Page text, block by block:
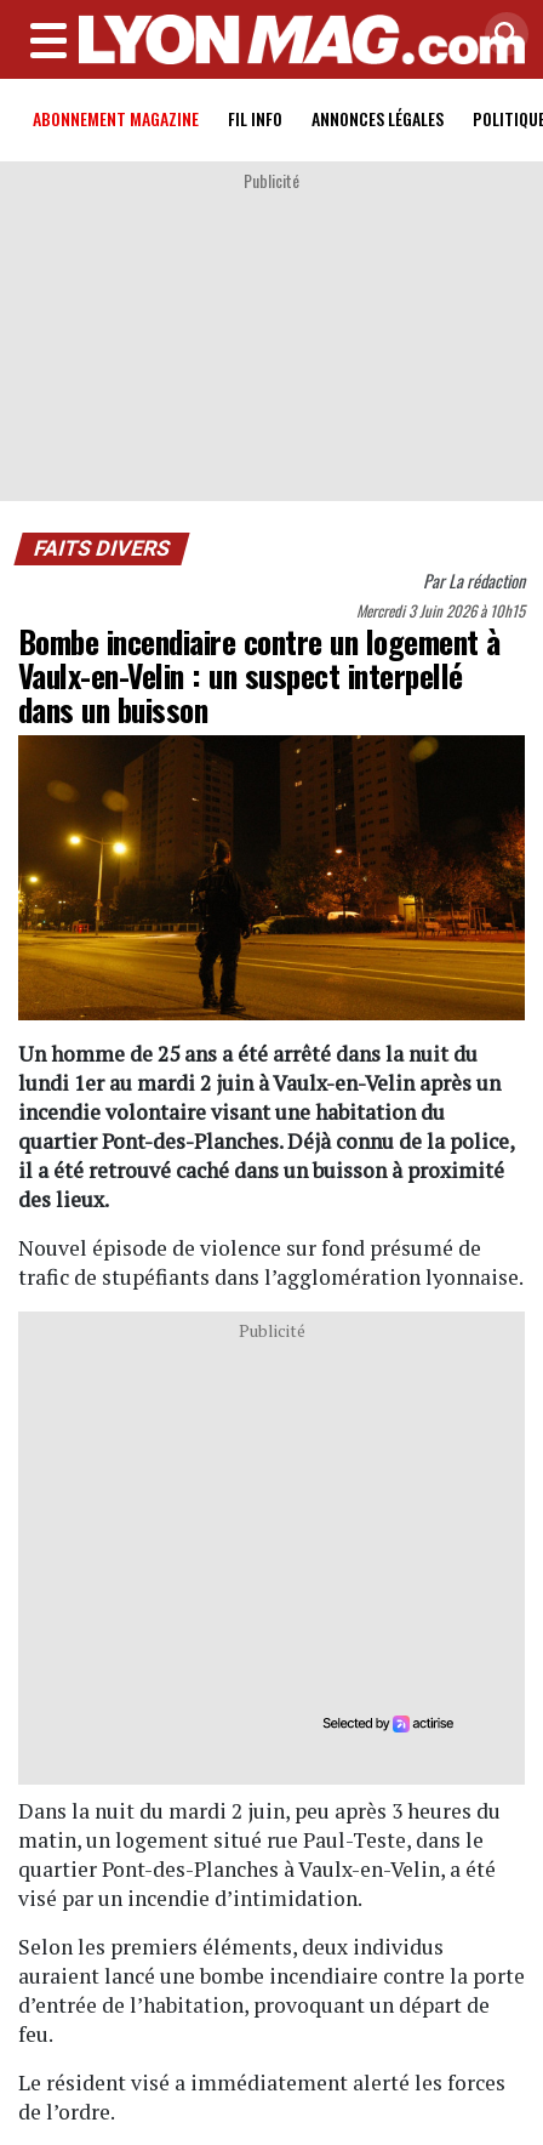
MENU
ABONNEMENT MAGAZINE FIL INFO ANNONCES LÉGALES
Publicité
FAITS DIVERS
ParLa rédaction
Mercredi 3 Juin 2026 à 10h15
Bombe incendiaire contre un logement à
Vaulx-en-Velin : un suspect interpellé
dans un buisson
Un homme de 25 ans a été arrêté dans la nuit du
lundi 1er au mardi 2 juin à Vaulx-en-Velin après un
incendie volontaire visant une habitation du
quartier Pont-des-Planches. Déjà connu de la police,
il a été retrouvé caché dans un buisson à proximité
des lieux.
Nouvel épisode de violence sur fond présumé de
trafic de stupéfiants dans l’agglomération lyonnaise.
Publicité
Dans la nuit du mardi 2 juin, peu après 3 heures du
matin, un logement situé rue Paul-Teste, dans le
quartier Pont-des-Planches à Vaulx-en-Velin, a été
visé par un incendie d’intimidation.
Selon les premiers éléments, deux individus
auraient lancé une bombe incendiaire contre la porte
d’entrée de l’habitation, provoquant un départ de
feu.
Le résident visé a immédiatement alerté les forces
de l’ordre.